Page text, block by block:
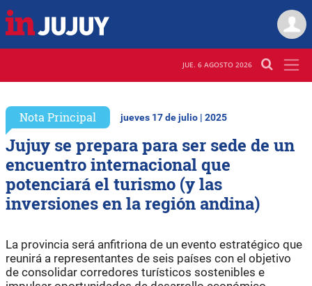
JUE. 6 AGOSTO 2026
Nota Principal jueves 17 de julio | 2025
Jujuy se prepara para ser sede de un
encuentro internacional que
potenciará el turismo (y las
inversiones en la región andina)
La provincia será anfitriona de un evento estratégico que
reunirá a representantes de seis países con el objetivo
de consolidar corredores turísticos sostenibles e